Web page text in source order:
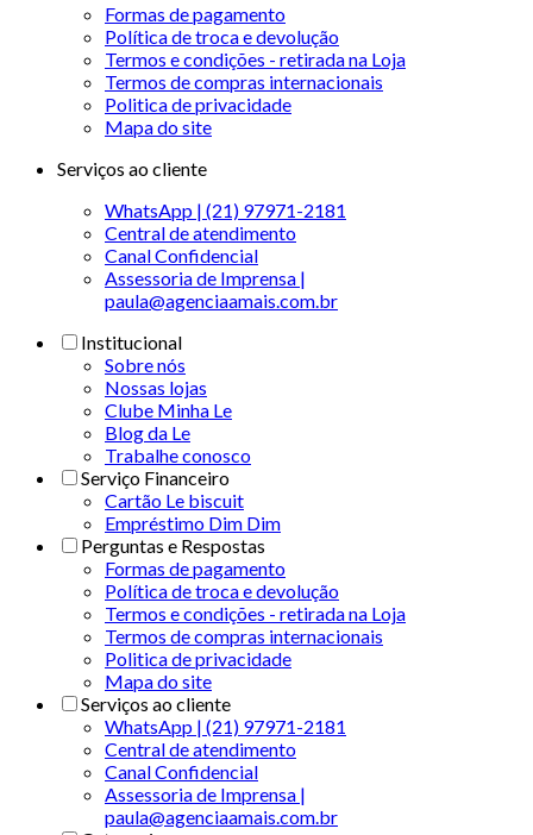
Formas de pagamento
Política de troca e devolução
Termos e condições - retirada na Loja
Termos de compras internacionais
Politica de privacidade
Mapa do site
Serviços ao cliente
WhatsApp | (21) 97971-2181
Central de atendimento
Canal Confidencial
Assessoria de Imprensa |
paula@agenciaamais.com.br
Institucional
Sobre nós
Nossas lojas
Clube Minha Le
Blog da Le
Trabalhe conosco
Serviço Financeiro
Cartão Le biscuit
Empréstimo Dim Dim
Perguntas e Respostas
Formas de pagamento
Política de troca e devolução
Termos e condições - retirada na Loja
Termos de compras internacionais
Politica de privacidade
Mapa do site
Serviços ao cliente
WhatsApp | (21) 97971-2181
Central de atendimento
Canal Confidencial
Assessoria de Imprensa |
paula@agenciaamais.com.br